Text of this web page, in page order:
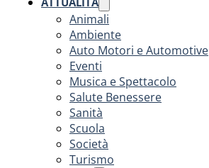
Animali
Ambiente
Auto Motori e Automotive
Eventi
Musica e Spettacolo
Salute Benessere
Sanità
Scuola
Società
Turismo